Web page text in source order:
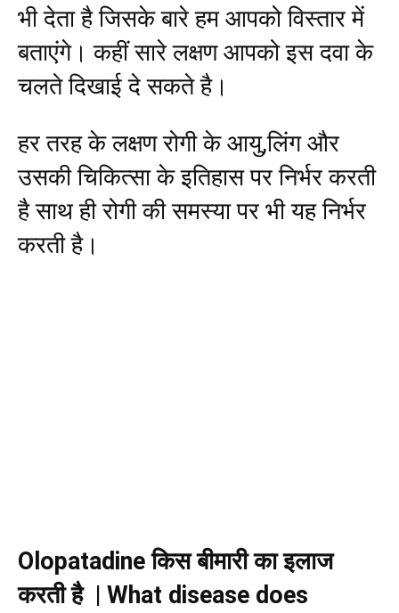
भी देता है जिसके बारे हम आपको विस्तार में
बताएंगे। कहीं सारे लक्षण आपको इस दवा के
चलते दिखाई दे सकते है।
हर तरह के लक्षण रोगी के आयु,लिंग और
उसकी चिकित्सा के इतिहास पर निर्भर करती
है साथ ही रोगी की समस्या पर भी यह निर्भर
करती है।
Olopatadineकिस बीमारी का इलाज
करती है| What disease does